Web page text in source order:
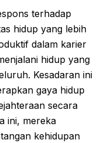
terhadap
hidup yang lebih
dalam karier
hidup yang
Kesadaran ini
gaya hidup
secara
ini, mereka
kehidupan